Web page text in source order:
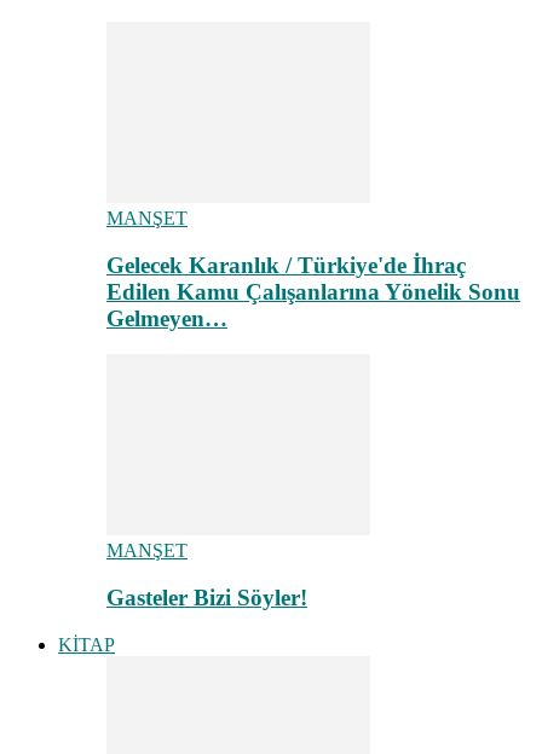
MANŞET
Gelecek Karanlık / Türkiye'de İhraç
Edilen Kamu Çalışanlarına Yönelik Sonu
Gelmeyen…
MANŞET
Gasteler Bizi Söyler!
KİTAP